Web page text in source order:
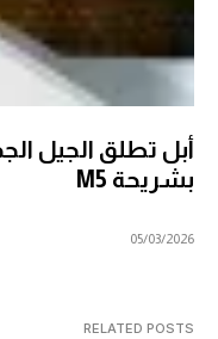
بشريحة M5
05/03/2026
RELATED POSTS